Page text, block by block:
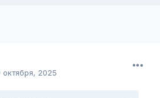
октября, 2025